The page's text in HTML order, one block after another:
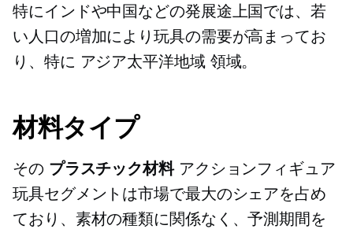
特にインドや中国などの発展途上国では、若
い人口の増加により玩具の需要が高まってお
り、特に アジア太平洋地域領域。
材料タイプ
その プラスチック材料アクションフィギュア
玩具セグメントは市場で最大のシェアを占め
ており、素材の種類に関係なく、予測期間を